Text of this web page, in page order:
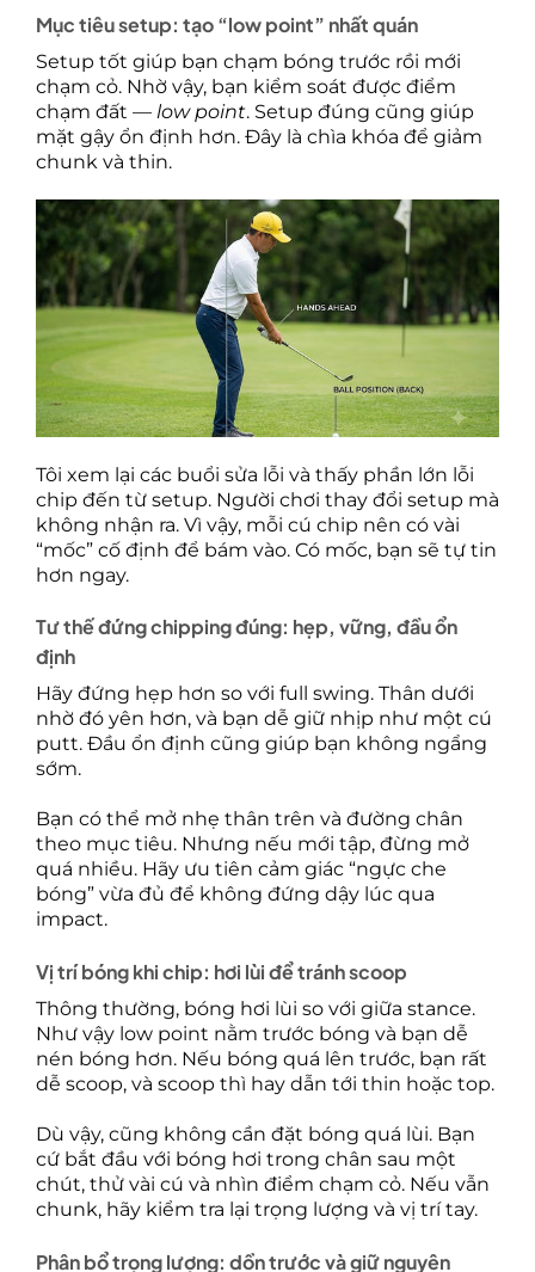
Mục tiêu setup: tạo “low point” nhất quán
Setup tốt giúp bạn chạm bóng trước rồi mới
chạm cỏ. Nhờ vậy, bạn kiểm soát được điểm
chạm đất — low point. Setup đúng cũng giúp
mặt gậy ổn định hơn. Đây là chìa khóa để giảm
chunk và thin.
Tôi xem lại các buổi sửa lỗi và thấy phần lớn lỗi
chip đến từ setup. Người chơi thay đổi setup mà
không nhận ra. Vì vậy, mỗi cú chip nên có vài
“mốc” cố định để bám vào. Có mốc, bạn sẽ tự tin
hơn ngay.
Tư thế đứng chipping đúng: hẹp, vững, đầu ổn
định
Hãy đứng hẹp hơn so với full swing. Thân dưới
nhờ đó yên hơn, và bạn dễ giữ nhịp như một cú
putt. Đầu ổn định cũng giúp bạn không ngẩng
sớm.
Bạn có thể mở nhẹ thân trên và đường chân
theo mục tiêu. Nhưng nếu mới tập, đừng mở
quá nhiều. Hãy ưu tiên cảm giác “ngực che
bóng” vừa đủ để không đứng dậy lúc qua
impact.
Vị trí bóng khi chip: hơi lùi để tránh scoop
Thông thường, bóng hơi lùi so với giữa stance.
Như vậy low point nằm trước bóng và bạn dễ
nén bóng hơn. Nếu bóng quá lên trước, bạn rất
dễ scoop, và scoop thì hay dẫn tới thin hoặc top.
Dù vậy, cũng không cần đặt bóng quá lùi. Bạn
cứ bắt đầu với bóng hơi trong chân sau một
chút, thử vài cú và nhìn điểm chạm cỏ. Nếu vẫn
chunk, hãy kiểm tra lại trọng lượng và vị trí tay.
Phân bổ trọng lượng: dồn trước và giữ nguyên